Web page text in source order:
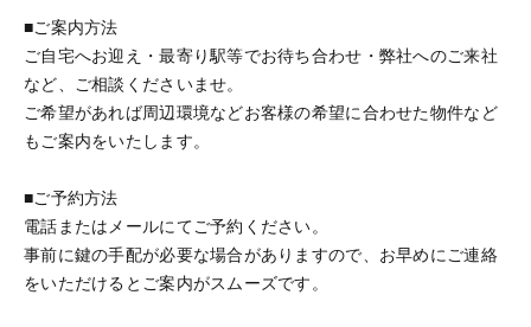
■ご案内方法
ご自宅へお迎え・最寄り駅等でお待ち合わせ・弊社へのご来社
など、ご相談くださいませ。
ご希望があれば周辺環境などお客様の希望に合わせた物件など
もご案内をいたします。
■ご予約方法
電話またはメールにてご予約ください。
事前に鍵の手配が必要な場合がありますので、お早めにご連絡
をいただけるとご案内がスムーズです。